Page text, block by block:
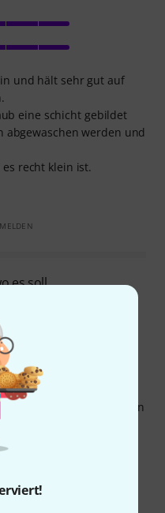
und hält sehr gut auf
eine schicht gebildet
abgewaschen werden und
recht klein ist.
es soll.
nicht klar, wie
hält. Daher ging ich davon
eher den Boden
Wegrutschen zu
Es liegt flächig auf dem